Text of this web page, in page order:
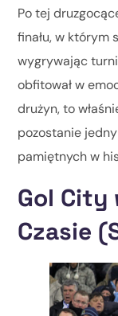
Po tej
finału, w którym
wygrywając
obfitował w
drużyn, to
pozostanie
pamiętnych w
Gol City
Czasie